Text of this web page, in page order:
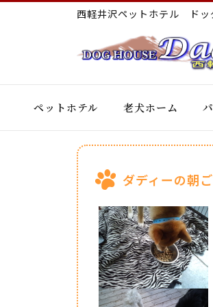
西軽井沢ペットホテル ド
ペットホテル 老犬ホーム
ダディーの朝